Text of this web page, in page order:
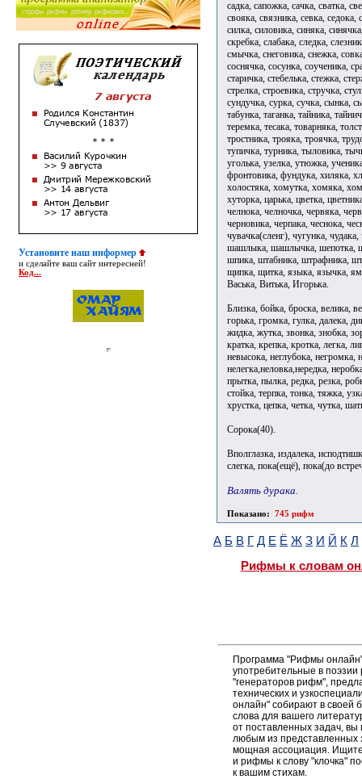
Установите наш информер
и сделайте ваш сайт интересней!
Код...
садка, сапожка, сачка, сватка,
свояка, связника, севка, седока,
силка, силовика, синяка,
скребка, слабака, следка,
смычка, снеговика, снежка,
соснячка, сосунка, соученика,
старичка, стебелька, стежка,
стрелка, строевика, стручка,
сундучка, сурка, сучка, сынка,
табунка, таганка, тайника,
теремка, тесака, товарняка,
тростника, трояка, троячка,
тупичка, турника, тыловика,
уголька, узелка, утюжка,
фронтовика, фундука, хиляка,
холостяка, хомутка, хомяка,
хуторка, царька, цветка,
челнока, челночка, червяка,
черновика, черпака, чеснока,
чувачка(сленг), чугунка,
шашлыка, шашлычка, шепотка,
шпика, штабника, штрафника,
щипка, щитка, языка, язычка,
Васька, Витька, Игорька.
Близка, бойка, броска, велика,
горька, громка, гулка, далека,
жидка, жутка, звонка, знобка,
кратка, крепка, кротка, легка,
невысока, неглубока, негромка,
нелегка,неловка,нередка,
прытка, пылка, редка, резка,
стойка, терпка, тонка, тяжка,
хрустка, цепка, четка, чутка,
Сорока(40).
Вполглазка, издалека,
слегка, пока(ещё), пока(до
Валять дурака.
Показано: 745 рифм
А Б В Г Д Е Ё Ж З И Й К Л
Рифмы к словам
Программа "Рифмы
употребительные в поэзии
"генераторов рифм",
технических и
онлайн" собирают в своей
слова для вашего
от поставленных задач, вы
любым из
мощная ассоциация. Ищите
и рифмы к слову "клочка"
к вашим стихам.